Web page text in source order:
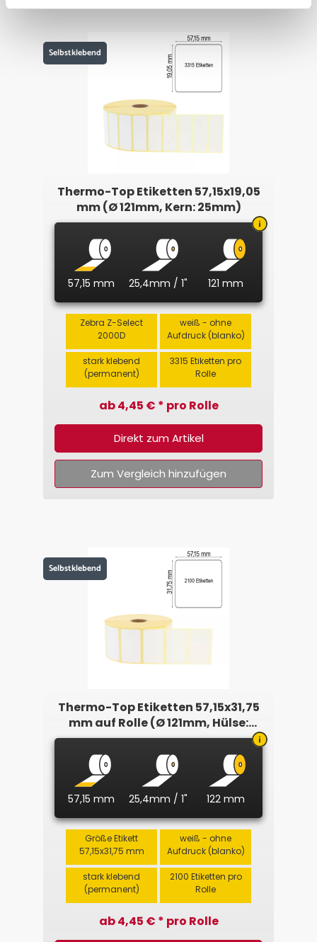
Selbstklebend
Thermo-Top Etiketten 57,15x19,05
mm (Ø 121mm, Kern: 25mm)
57,15 mm 25,4mm / 1" 121 mm
Zebra Z-Select
2000D
weiß - ohne
Aufdruck (blanko)
stark klebend
(permanent)
3315 Etiketten pro
Rolle
ab 4,45 € * pro Rolle
Direkt zum Artikel
Zum Vergleich hinzufügen
Selbstklebend
Thermo-Top Etiketten 57,15x31,75
mm auf Rolle (Ø 121mm, Hülse:
25,4mm)
57,15 mm 25,4mm / 1" 122 mm
Größe Etikett
57,15x31,75 mm
weiß - ohne
Aufdruck (blanko)
stark klebend
(permanent)
2100 Etiketten pro
Rolle
ab 4,45 € * pro Rolle